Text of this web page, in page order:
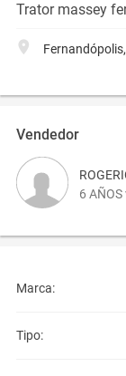
Trator massey
Fernandópolis,
Vendedor
6
Marca:
Tipo: